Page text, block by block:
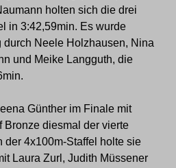
holten sich die drei
in 3:42,59min. Es wurde
Neele Holzhausen, Nina
und Meike Langguth, die
Günther im Finale mit
Bronze diesmal der vierte
der 4x100m-Staffel holte sie
Laura Zurl, Judith Müssener